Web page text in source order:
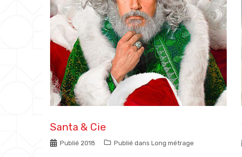
Santa & Cie
Publié 2018 Publié dans Long métrage